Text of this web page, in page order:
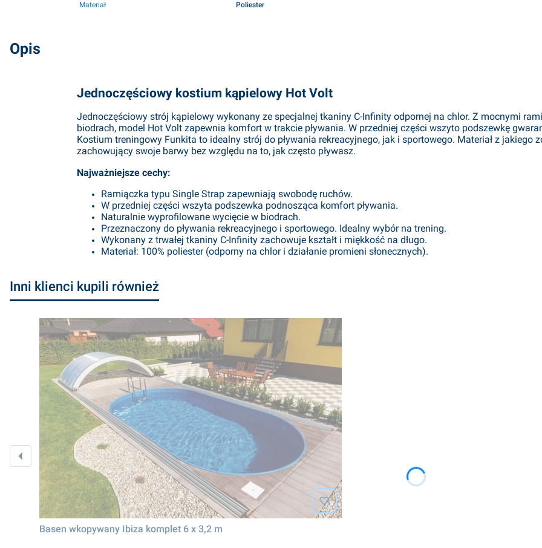
Materiał Poliester
Opis
Jednoczęściowy kostium kąpielowy Hot Volt
Jednoczęściowy strój kąpielowy wykonany ze specjalnej tkaniny C-Infinity odpornej na chlor. Z mocnymi
biodrach, model Hot Volt zapewnia komfort w trakcie pływania. W przedniej części wszyto podszewkę
Kostium treningowy Funkita to idealny strój do pływania rekreacyjnego, jak i sportowego. Materiał z jakiego
zachowujący swoje barwy bez względu na to, jak często pływasz.
Najważniejsze cechy:
Ramiączka typu Single Strap zapewniają swobodę ruchów.
W przedniej części wszyta podszewka podnosząca komfort pływania.
Naturalnie wyprofilowane wycięcie w biodrach.
Przeznaczony do pływania rekreacyjnego i sportowego. Idealny wybór na trening.
Wykonany z trwałej tkaniny C-Infinity zachowuje kształt i miękkość na długo.
Materiał: 100% poliester (odporny na chlor i działanie promieni słonecznych).
Inni klienci kupili również
Basen wkopywany Ibiza komplet 6 x 3,2 m